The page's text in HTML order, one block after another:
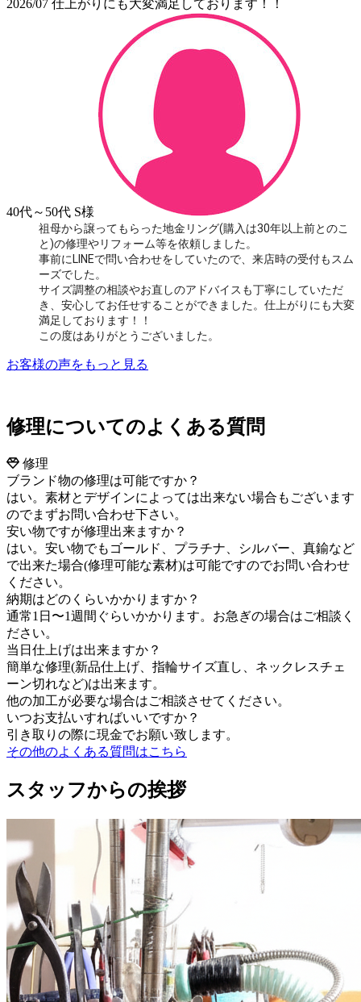
2026/07 仕上がりにも大変満足しております！！
40代～50代 S様
祖母から譲ってもらった地金リング(購入は30年以上前とのこ
と)の修理やリフォーム等を依頼しました。
事前にLINEで問い合わせをしていたので、来店時の受付もスム
ーズでした。
サイズ調整の相談やお直しのアドバイスも丁寧にしていただ
き、安心してお任せすることができました。仕上がりにも大変
満足しております！！
この度はありがとうございました。
お客様の声をもっと見る
修理についてのよくある質問
修理
ブランド物の修理は可能ですか？
はい。素材とデザインによっては出来ない場合もございます
のでまずお問い合わせ下さい。
安い物ですが修理出来ますか？
はい。安い物でもゴールド、プラチナ、シルバー、真鍮など
で出来た場合(修理可能な素材)は可能ですのでお問い合わせ
ください。
納期はどのくらいかかりますか？
通常1日〜1週間ぐらいかかります。お急ぎの場合はご相談く
ださい。
当日仕上げは出来ますか？
簡単な修理(新品仕上げ、指輪サイズ直し、ネックレスチェ
ーン切れなど)は出来ます。
他の加工が必要な場合はご相談させてください。
いつお支払いすればいいですか？
引き取りの際に現金でお願い致します。
その他のよくある質問はこちら
スタッフからの挨拶